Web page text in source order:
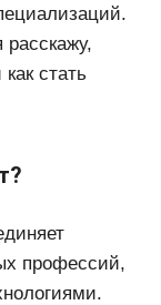
стать
профессий,